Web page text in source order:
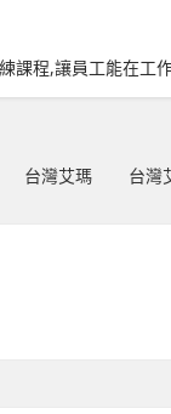
程,讓員工能在
台灣艾瑪 台灣